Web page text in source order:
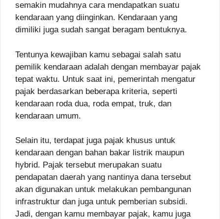
semakin mudahnya cara mendapatkan suatu
kendaraan yang diinginkan. Kendaraan yang
dimiliki juga sudah sangat beragam bentuknya.
Tentunya kewajiban kamu sebagai salah satu
pemilik kendaraan adalah dengan membayar pajak
tepat waktu. Untuk saat ini, pemerintah mengatur
pajak berdasarkan beberapa kriteria, seperti
kendaraan roda dua, roda empat, truk, dan
kendaraan umum.
Selain itu, terdapat juga pajak khusus untuk
kendaraan dengan bahan bakar listrik maupun
hybrid. Pajak tersebut merupakan suatu
pendapatan daerah yang nantinya dana tersebut
akan digunakan untuk melakukan pembangunan
infrastruktur dan juga untuk pemberian subsidi.
Jadi, dengan kamu membayar pajak, kamu juga